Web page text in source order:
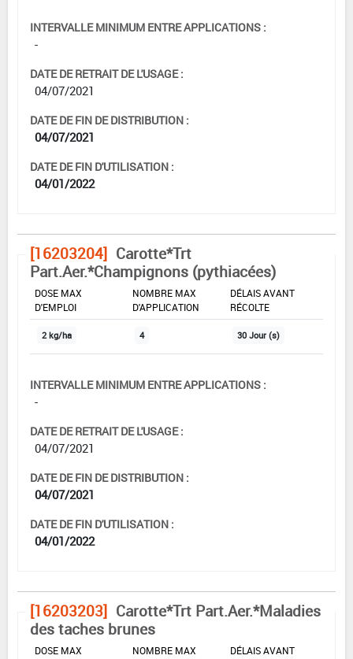
INTERVALLE MINIMUM ENTRE APPLICATIONS :
-
DATE DE RETRAIT DE L'USAGE :
04/07/2021
DATE DE FIN DE DISTRIBUTION :
04/07/2021
DATE DE FIN D'UTILISATION :
04/01/2022
[16203204] Carotte*Trt
Part.Aer.*Champignons (pythiacées)
DOSE MAX
D'EMPLOI
NOMBRE MAX
D'APPLICATION
DÉLAIS AVANT
RÉCOLTE
2 kg/ha 4 30 Jour (s)
INTERVALLE MINIMUM ENTRE APPLICATIONS :
-
DATE DE RETRAIT DE L'USAGE :
04/07/2021
DATE DE FIN DE DISTRIBUTION :
04/07/2021
DATE DE FIN D'UTILISATION :
04/01/2022
[16203203] Carotte*Trt Part.Aer.*Maladies
des taches brunes
DOSE MAX
NOMBRE MAX
DÉLAIS AVANT